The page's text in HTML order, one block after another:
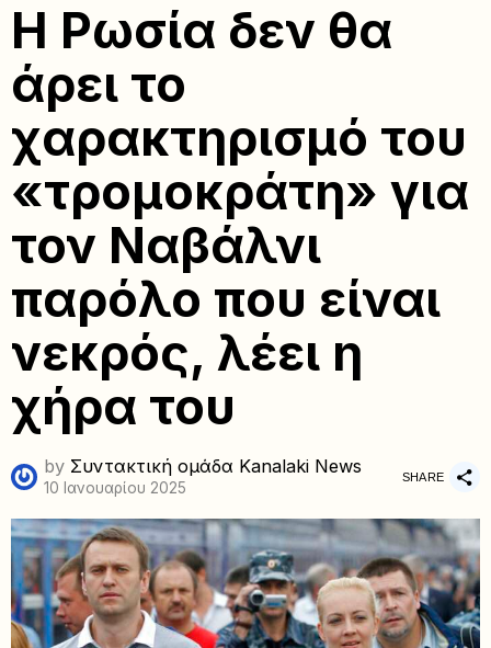
Η Ρωσία δεν θα
άρει το
χαρακτηρισμό του
«τρομοκράτη» για
τον Ναβάλνι
παρόλο που είναι
νεκρός, λέει η
χήρα του
by Συντακτική ομάδα Kanalaki News
10 Ιανουαρίου 2025
SHARE